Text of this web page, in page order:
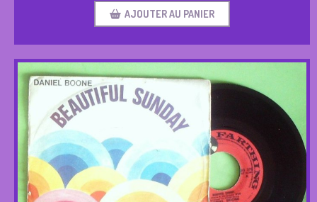
AJOUTER AU PANIER